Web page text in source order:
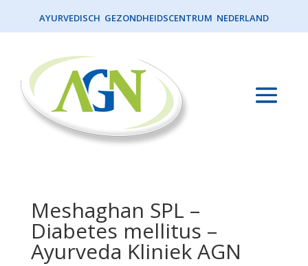
AYURVEDISCH GEZONDHEIDSCENTRUM NEDERLAND
Meshaghan SPL –
Diabetes mellitus –
Ayurveda Kliniek AGN